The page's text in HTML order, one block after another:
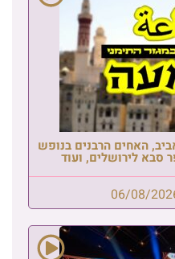
האחים הרבנים בנופש
סבא לירושלים, ועוד
06/08/